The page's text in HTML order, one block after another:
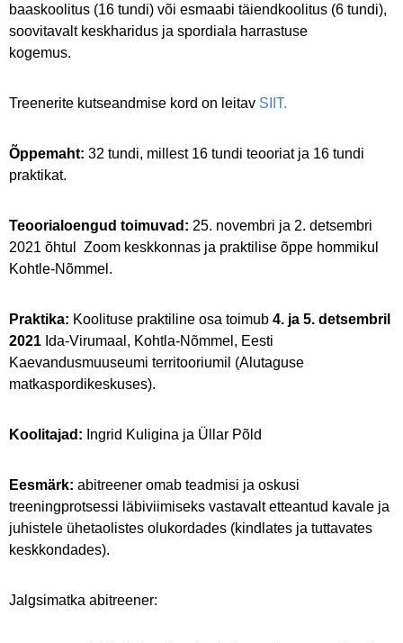
baaskoolitus (16 tundi) või esmaabi täiendkoolitus (6 tundi),
soovitavalt keskharidus ja spordiala harrastuse
kogemus.
Treenerite kutseandmise kord on leitav SIIT.
Õppemaht: 32 tundi, millest 16 tundi teooriat ja 16 tundi
praktikat.
Teoorialoengud toimuvad: 25. novembri ja 2. detsembri
2021 õhtul Zoom keskkonnas ja praktilise õppe hommikul
Kohtle-Nõmmel.
Praktika: Koolituse praktiline osa toimub 4. ja 5. detsembril
2021 Ida-Virumaal, Kohtla-Nõmmel, Eesti
Kaevandusmuuseumi territooriumil (Alutaguse
matkaspordikeskuses).
Koolitajad: Ingrid Kuligina ja Üllar Põld
Eesmärk: abitreener omab teadmisi ja oskusi
treeningprotsessi läbiviimiseks vastavalt etteantud kavale ja
juhistele ühetaolistes olukordades (kindlates ja tuttavates
keskkondades).
Jalgsimatka abitreener: